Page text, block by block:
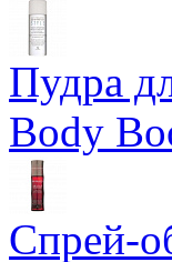
Пудра
Body
Спрей-